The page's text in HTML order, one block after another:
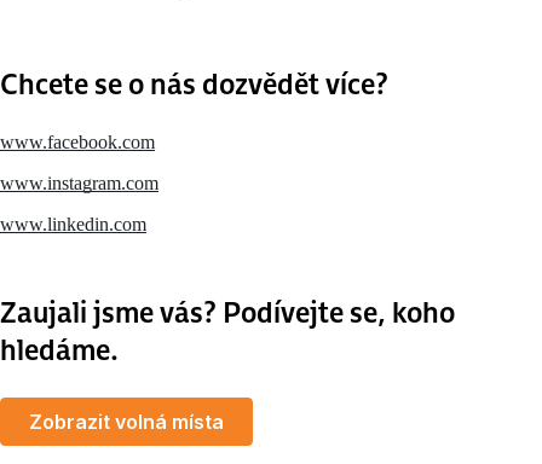
Chcete se o nás dozvědět více?
www.facebook.com
www.instagram.com
www.linkedin.com
Zaujali jsme vás? Podívejte se, koho
hledáme.
Zobrazit volná místa